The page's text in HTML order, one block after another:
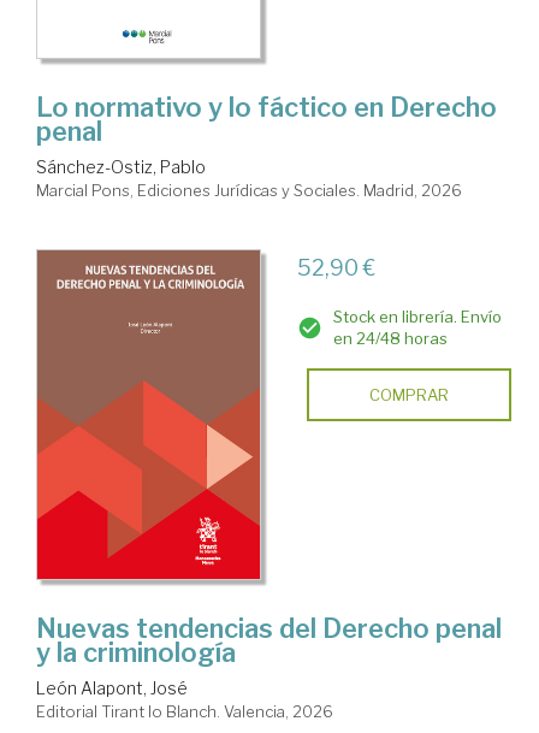
Lo normativo y lo fáctico en Derecho
penal
Sánchez-Ostiz, Pablo
Marcial Pons, Ediciones Jurídicas y Sociales. Madrid, 2026
52,90 €
Stock en librería. Envío
en 24/48 horas
COMPRAR
Nuevas tendencias del Derecho penal
y la criminología
León Alapont, José
Editorial Tirant lo Blanch. Valencia, 2026